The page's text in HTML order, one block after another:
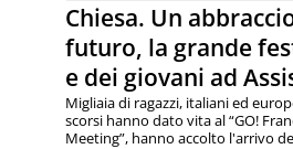
Chiesa. Un
futuro, la grande
e dei giovani ad
Migliaia di ragazzi, italiani ed
scorsi hanno dato vita al “GO!
Meeting”, hanno accolto l'arrivo